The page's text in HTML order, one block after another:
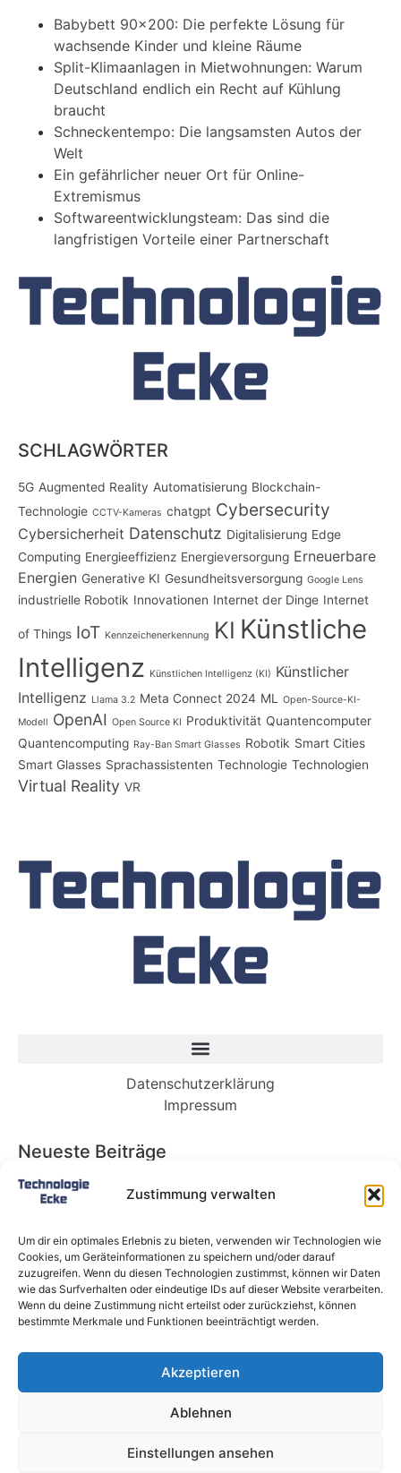
Zustimmung verwalten
Um dir ein optimales Erlebnis zu bieten, verwenden wir Technologien wie
Cookies, um Geräteinformationen zu speichern und/oder darauf
zuzugreifen. Wenn du diesen Technologien zustimmst, können wir Daten
wie das Surfverhalten oder eindeutige IDs auf dieser Website verarbeiten.
Wenn du deine Zustimmung nicht erteilst oder zurückziehst, können
bestimmte Merkmale und Funktionen beeinträchtigt werden.
Akzeptieren
Ablehnen
Einstellungen ansehen
Babybett 90×200: Die perfekte Lösung für
wachsende Kinder und kleine Räume
Split-Klimaanlagen in Mietwohnungen: Warum
Deutschland endlich ein Recht auf Kühlung
braucht
Schneckentempo: Die langsamsten Autos der
Welt
Ein gefährlicher neuer Ort für Online-
Extremismus
Softwareentwicklungsteam: Das sind die
langfristigen Vorteile einer Partnerschaft
SCHLAGWÖRTER
5G Augmented Reality Automatisierung Blockchain-
Technologie CCTV-Kameras chatgpt Cybersecurity
Cybersicherheit Datenschutz Digitalisierung Edge
Computing Energieeffizienz Energieversorgung Erneuerbare
Energien Generative KI Gesundheitsversorgung Google Lens
industrielle Robotik Innovationen Internet der Dinge Internet
of Things IoT Kennzeichenerkennung KI Künstliche
Intelligenz Künstlichen Intelligenz (KI) Künstlicher
Intelligenz Llama 3.2 Meta Connect 2024 ML
Open-Source-KI-
Modell OpenAI Open Source KI Produktivität Quantencomputer
Quantencomputing Ray-Ban Smart Glasses Robotik Smart Cities
Smart Glasses Sprachassistenten Technologie Technologien
Virtual Reality VR
Datenschutzerklärung
Impressum
Neueste Beiträge
Babybett 90×200: Die perfekte Lösung für
wachsende Kinder und kleine Räume
Deutschland endlich ein Recht auf Kühlung
braucht
Schneckentempo: Die langsamsten Autos der
Welt
Softwareentwicklungsteam: Das sind die
Alle Rechte vorbehalten @ Technologie-Ecke.de